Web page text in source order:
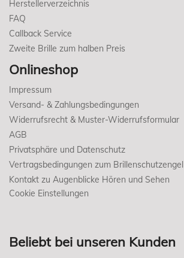
Herstellerverzeichnis
FAQ
Callback Service
Zweite Brille zum halben Preis
Onlineshop
Impressum
Versand- & Zahlungsbedingungen
Widerrufsrecht & Muster-Widerrufsformular
AGB
Privatsphäre und Datenschutz
Vertragsbedingungen zum Brillenschutzengel
Kontakt zu Augenblicke Hören und Sehen
Cookie Einstellungen
Beliebt bei unseren Kunden